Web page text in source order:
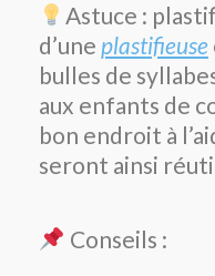
Astuce :
d’une plastifieuse
bulles de
aux enfants de
bon endroit à
seront ainsi
Conseils :